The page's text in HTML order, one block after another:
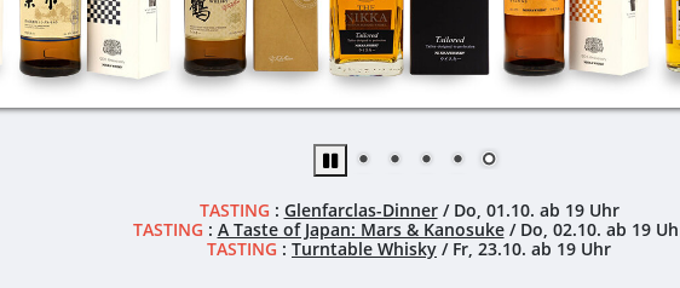
TASTING : Glenfarclas-Dinner/ Do, 01.10. ab 19 Uhr
TASTING : A Taste of Japan: Mars & Kanosuke/ Do, 02.10. ab 19
TASTING : Turntable Whisky / Fr, 23.10. ab 19 Uhr